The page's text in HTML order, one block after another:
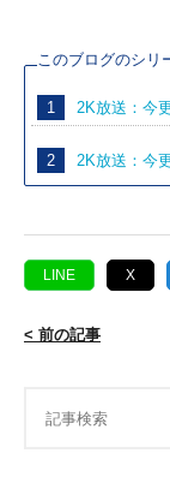
このブログのシリ
1 2K放送：今
2 2K放送：今
LINE X
< 前の記事